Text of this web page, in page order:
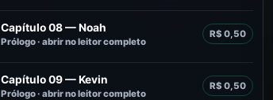
Capítulo 08 — Noah
Prólogo · abrir no leitor completo
R$ 0,50
Capítulo 09 — Kevin
Prólogo · abrir no leitor completo
R$ 0,50